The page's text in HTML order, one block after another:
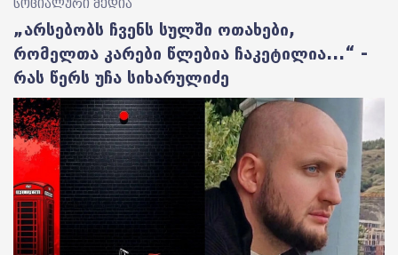
სოციალური მედია
„არსებობს ჩვენს სულში ოთახები,
რომელთა კარები წლებია ჩაკეტილია...“ -
რას წერს უჩა სიხარულიძე